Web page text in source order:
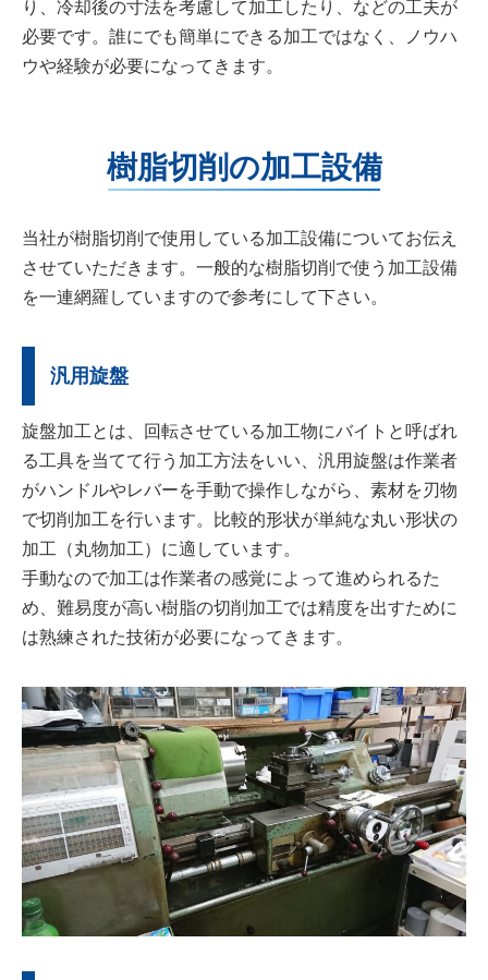
り、冷却後の寸法を考慮して加工したり、などの工夫が
必要です。誰にでも簡単にできる加工ではなく、ノウハ
ウや経験が必要になってきます。
樹脂切削の加工設備
当社が樹脂切削で使用している加工設備についてお伝え
させていただきます。一般的な樹脂切削で使う加工設備
を一連網羅していますので参考にして下さい。
汎用旋盤
旋盤加工とは、回転させている加工物にバイトと呼ばれ
る工具を当てて行う加工方法をいい、汎用旋盤は作業者
がハンドルやレバーを手動で操作しながら、素材を刃物
で切削加工を行います。比較的形状が単純な丸い形状の
加工（丸物加工）に適しています。
手動なので加工は作業者の感覚によって進められるた
め、難易度が高い樹脂の切削加工では精度を出すために
は熟練された技術が必要になってきます。